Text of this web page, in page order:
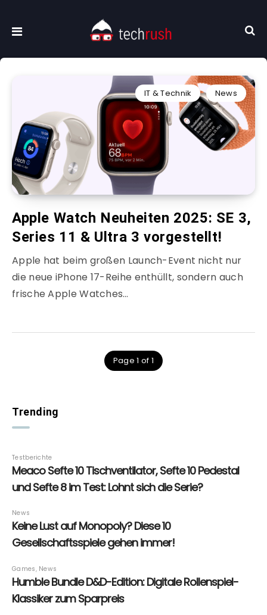
IT & Technik News
Apple Watch Neuheiten 2025: SE 3,
Series 11 & Ultra 3 vorgestellt!
Apple hat beim großen Launch-Event nicht nur
die neue iPhone 17-Reihe enthüllt, sondern auch
frische Apple Watches…
Page 1 of 1
Trending